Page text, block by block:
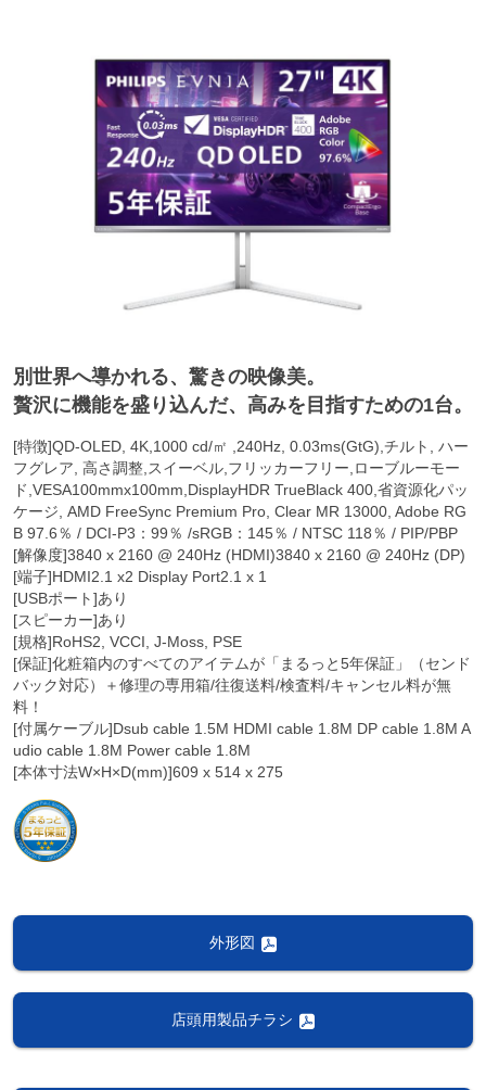
別世界へ導かれる、驚きの映像美。
贅沢に機能を盛り込んだ、高みを目指すための1台。
[特徴]QD-OLED, 4K,1000 cd/㎡ ,240Hz, 0.03ms(GtG),チルト, ハー
フグレア, 高さ調整,スイーベル,フリッカーフリー,ローブルーモー
ド,VESA100mmx100mm,DisplayHDR TrueBlack 400,省資源化パッ
ケージ, AMD FreeSync Premium Pro, Clear MR 13000, Adobe RG
B 97.6％ / DCI-P3：99％ /sRGB：145％ / NTSC 118％ / PIP/PBP
[解像度]3840 x 2160 @ 240Hz (HDMI)3840 x 2160 @ 240Hz (DP)
[端子]HDMI2.1 x2 Display Port2.1 x 1
[USBポート]あり
[スピーカー]あり
[規格]RoHS2, VCCI, J-Moss, PSE
[保証]化粧箱内のすべてのアイテムが「まるっと5年保証」（センド
バック対応）＋修理の専用箱/往復送料/検査料/キャンセル料が無
料！
[付属ケーブル]Dsub cable 1.5M HDMI cable 1.8M DP cable 1.8M A
udio cable 1.8M Power cable 1.8M
[本体寸法W×H×D(mm)]609 x 514 x 275
外形図
店頭用製品チラシ